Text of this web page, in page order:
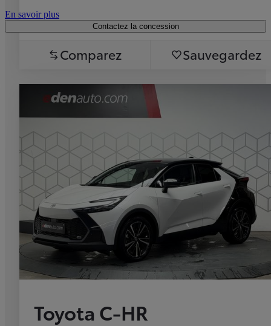
En savoir plus
Contactez la concession
Comparez Sauvegardez
Toyota C-HR